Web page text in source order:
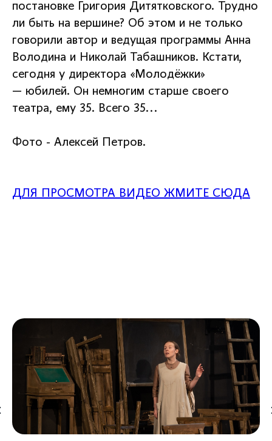
постановке Григория Дитятковского. Трудно
ли быть на вершине? Об этом и не только
говорили автор и ведущая программы Анна
Володина и Николай Табашников. Кстати,
сегодня у директора «Молодёжки»
— юбилей. Он немногим старше своего
театра, ему 35. Всего 35...
Фото - Алексей Петров.
ДЛЯ ПРОСМОТРА ВИДЕО ЖМИТЕ СЮДА